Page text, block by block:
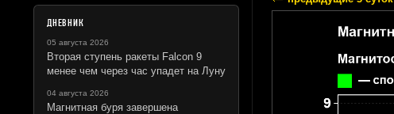
ДНЕВНИК
05 августа 2026
Вторая ступень ракеты Falcon 9
менее чем через час упадет на Луну
04 августа 2026
Магнитная буря завершена